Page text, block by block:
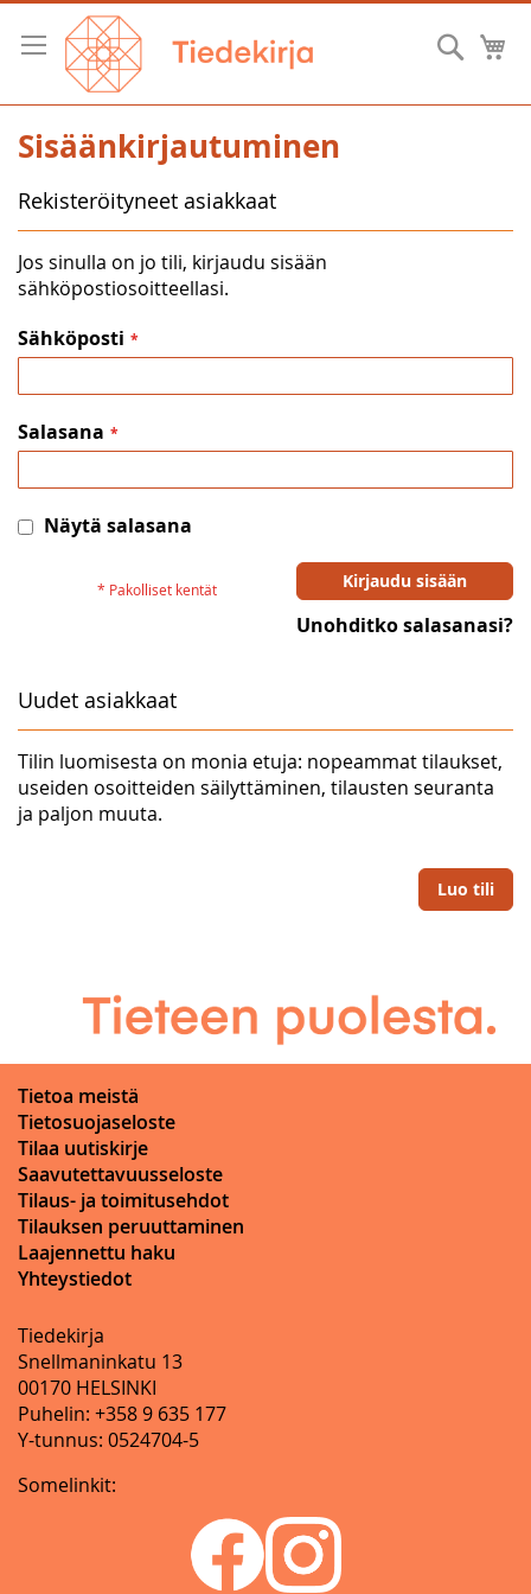
Skip
Content
Hae
Sisäänkirjautuminen
Rekisteröityneet asiakkaat
Jos sinulla on jo tili, kirjaudu sisään
sähköpostiosoitteellasi.
Sähköposti
Salasana
Näytä salasana
Kirjaudu sisään
Unohditko salasanasi?
Uudet asiakkaat
Tilin luomisesta on monia etuja: nopeammat tilaukset,
useiden osoitteiden säilyttäminen, tilausten seuranta
ja paljon muuta.
Luo tili
Tietoa meistä
Tietosuojaseloste
Tilaa uutiskirje
Saavutettavuusseloste
Tilaus- ja toimitusehdot
Tilauksen peruuttaminen
Laajennettu haku
Yhteystiedot
Tiedekirja
Snellmaninkatu 13
00170 HELSINKI
Puhelin: +358 9 635 177
Y-tunnus: 0524704-5
Somelinkit: